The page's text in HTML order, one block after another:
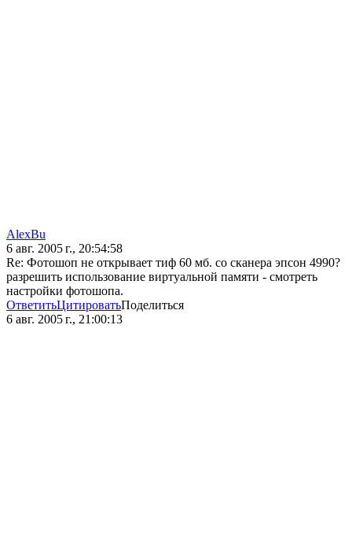
AlexBu
6 авг. 2005 г., 20:54:58
Re: Фотошоп не открывает тиф 60 мб. со сканера эпсон 4990?
разрешить использование виртуальной памяти - смотреть
настройки фотошопа.
ОтветитьЦитироватьПоделиться
6 авг. 2005 г., 21:00:13